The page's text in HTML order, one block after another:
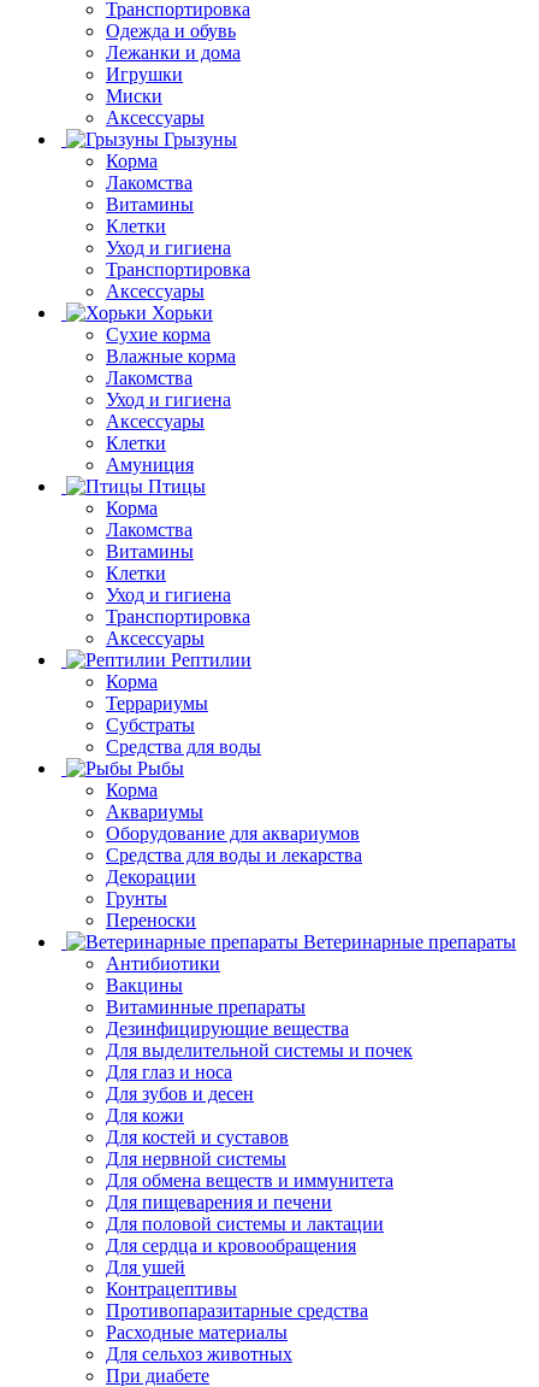
Транспортировка
Одежда и обувь
Лежанки и дома
Игрушки
Миски
Аксессуары
Грызуны
Корма
Лакомства
Витамины
Клетки
Уход и гигиена
Транспортировка
Аксессуары
Хорьки
Сухие корма
Влажные корма
Лакомства
Уход и гигиена
Аксессуары
Клетки
Амуниция
Птицы
Корма
Лакомства
Витамины
Клетки
Уход и гигиена
Транспортировка
Аксессуары
Рептилии
Корма
Террариумы
Субстраты
Средства для воды
Рыбы
Корма
Аквариумы
Оборудование для аквариумов
Средства для воды и лекарства
Декорации
Грунты
Переноски
Ветеринарные препараты
Антибиотики
Вакцины
Витаминные препараты
Дезинфицирующие вещества
Для выделительной системы и почек
Для глаз и носа
Для зубов и десен
Для кожи
Для костей и суставов
Для нервной системы
Для обмена веществ и иммунитета
Для пищеварения и печени
Для половой системы и лактации
Для сердца и кровообращения
Для ушей
Контрацептивы
Противопаразитарные средства
Расходные материалы
Для сельхоз животных
При диабете